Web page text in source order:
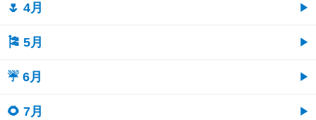
🌷 4月
🎏 5月
☔ 6月
🌻 7月